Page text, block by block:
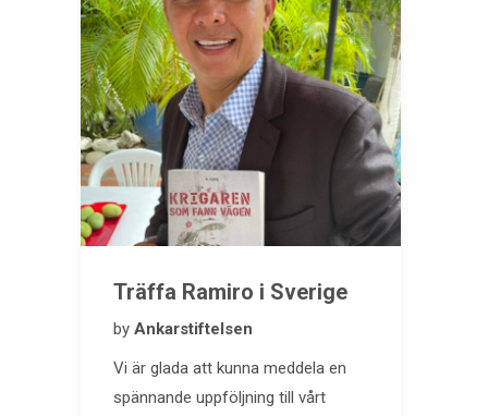
Träffa Ramiro i Sverige
by Ankarstiftelsen
Vi är glada att kunna meddela en
spännande uppföljning till vårt